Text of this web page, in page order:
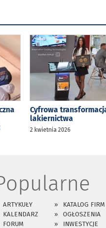
Cyfrowa
lakiernictwa
2 kwietnia 2026
ARTYKUŁY
KATALOG
KALENDARZ
OGŁOSZENIA
FORUM
INWESTYCJE